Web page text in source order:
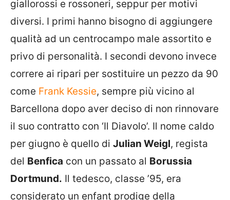
giallorossi e rossoneri, seppur per motivi
diversi. I primi hanno bisogno di aggiungere
qualità ad un centrocampo male assortito e
privo di personalità. I secondi devono invece
correre ai ripari per sostituire un pezzo da 90
come Frank Kessie, sempre più vicino al
Barcellona dopo aver deciso di non rinnovare
il suo contratto con ‘Il Diavolo’. Il nome caldo
per giugno è quello di Julian Weigl, regista
del Benfica con un passato al Borussia
Dortmund. Il tedesco, classe ’95, era
considerato un enfant prodige della